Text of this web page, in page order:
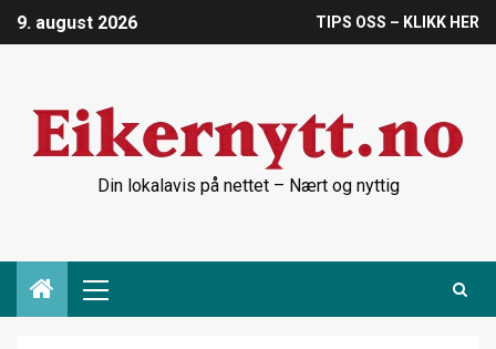
9. august 2026 TIPS OSS – KLIKK HER
Din lokalavis på nettet – Nært og nyttig